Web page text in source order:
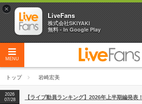
MENU
トップ 岩崎宏美
04/27
【フェス特集2026】フェス情報はここから！
2026
07/28
2026
【フェス特集2026】フェス情報はここから！
2026
07/28
【ライブ動員ランキング】2026年上半期編発表！
×
LiveFans
株式会社SKIYAKI
無料 - In Google Play